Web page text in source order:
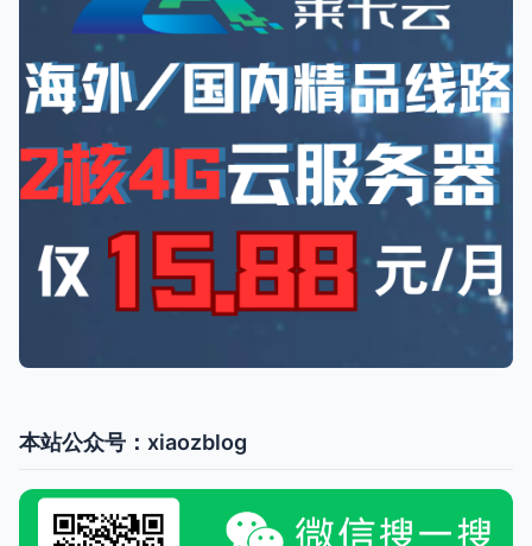
本站公众号：xiaozblog